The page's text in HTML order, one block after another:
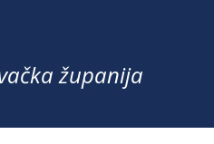
županija